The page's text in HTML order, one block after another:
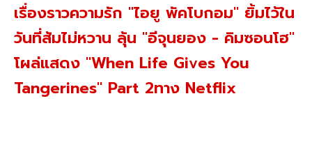
เรื่องราวความรัก "ไอยู พัคโบกอม" ยิ้มไว้ใน
วันที่ส้มไม่หวาน ลุ้น "อีจุนยอง - คิมซอนโฮ"
โผล่แสดง "When Life Gives You
Tangerines" Part 2ทาง Netflix